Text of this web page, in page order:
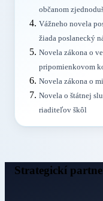
občanom
Vážneho novela
žiada poslanecký
Novela zákona o
pripomienkovom
Novela zákona o
Novela o štátnej
riaditeľov škôl
Strategickí